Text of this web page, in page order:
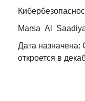
Marsa Al
Дата назначена:
откроется в